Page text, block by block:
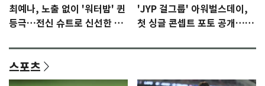
최예나, 노출 없이 '워터밤' 퀸
등극…전신 슈트로 신선한 충
'JYP 걸그룹' 아워벌스데이,
첫 싱글 콘셉트 포토 공개…청
스포츠